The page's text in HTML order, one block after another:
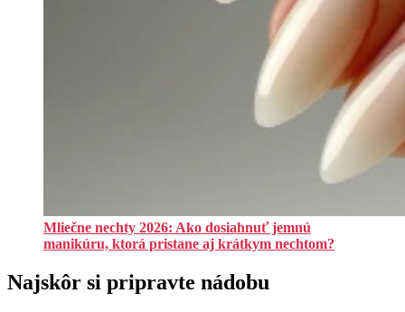
Mliečne nechty 2026: Ako dosiahnuť jemnú
manikúru, ktorá pristane aj krátkym nechtom?
Najskôr si pripravte nádobu